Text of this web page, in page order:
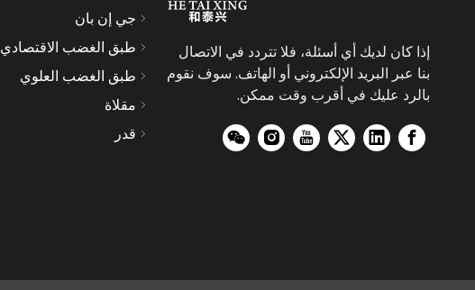
إذا كان لديك أي أسئلة، فلا تتردد في الاتصال
بنا عبر البريد الإلكتروني أو الهاتف. سوف نقوم
بالرد عليك في أقرب وقت ممكن.
جي إن بان
طبق الغضب الاقتصادي
طبق الغضب العلوي
مقلاة
قدر